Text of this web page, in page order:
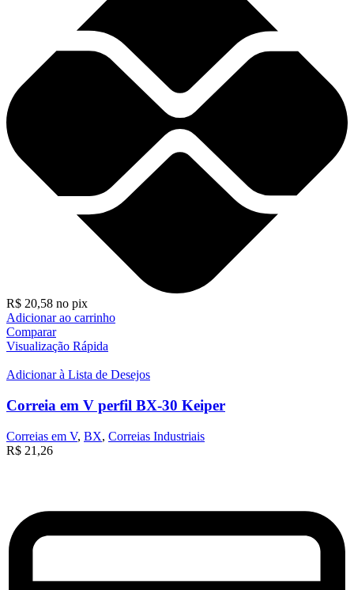
R$ 20,58 no pix
Adicionar ao carrinho
Comparar
Visualização Rápida
Adicionar à Lista de Desejos
Correia em V perfil BX-30 Keiper
Correias em V, BX, Correias Industriais
R$ 21,26